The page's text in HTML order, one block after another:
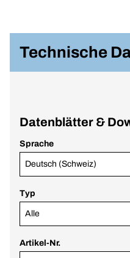
Technische
Datenblätter &
Sprache
Deutsch (Schweiz)
Typ
Alle
Artikel-Nr.